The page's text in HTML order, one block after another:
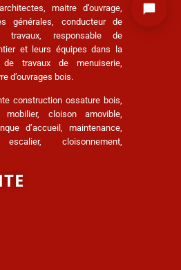
maitre d’ouvrage,
générales, conducteur de
travaux, responsable de
et leurs équipes dans la
de travaux de menuiserie,
d’ouvrages bois.
construction ossature bois,
cloison amovible,
d’accueil, maintenance,
cloisonnement,